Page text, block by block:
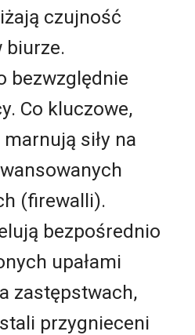
czujność
biurze.
bezwzględnie
Co kluczowe,
siły na
(firewalli).
bezpośrednio
upałami
zastępstwach,
przygnieceni